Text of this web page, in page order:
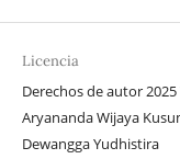
Licencia
Derechos de autor
Aryananda Wijaya
Dewangga Yudhistira